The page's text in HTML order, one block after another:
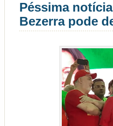
Péssima
Bezerra pode